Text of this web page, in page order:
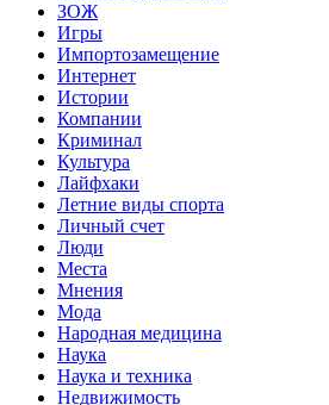
ЗОЖ
Игры
Импортозамещение
Интернет
Истории
Компании
Криминал
Культура
Лайфхаки
Летние виды спорта
Личный счет
Люди
Места
Мнения
Мода
Народная медицина
Наука
Наука и техника
Недвижимость